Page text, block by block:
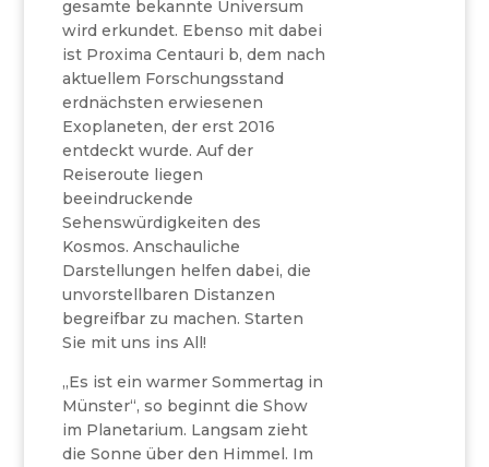
gesamte bekannte Universum
wird erkundet. Ebenso mit dabei
ist Proxima Centauri b, dem nach
aktuellem Forschungsstand
erdnächsten erwiesenen
Exoplaneten, der erst 2016
entdeckt wurde. Auf der
Reiseroute liegen
beeindruckende
Sehenswürdigkeiten des
Kosmos. Anschauliche
Darstellungen helfen dabei, die
unvorstellbaren Distanzen
begreifbar zu machen. Starten
Sie mit uns ins All!
„Es ist ein warmer Sommertag in
Münster“, so beginnt die Show
im Planetarium. Langsam zieht
die Sonne über den Himmel. Im